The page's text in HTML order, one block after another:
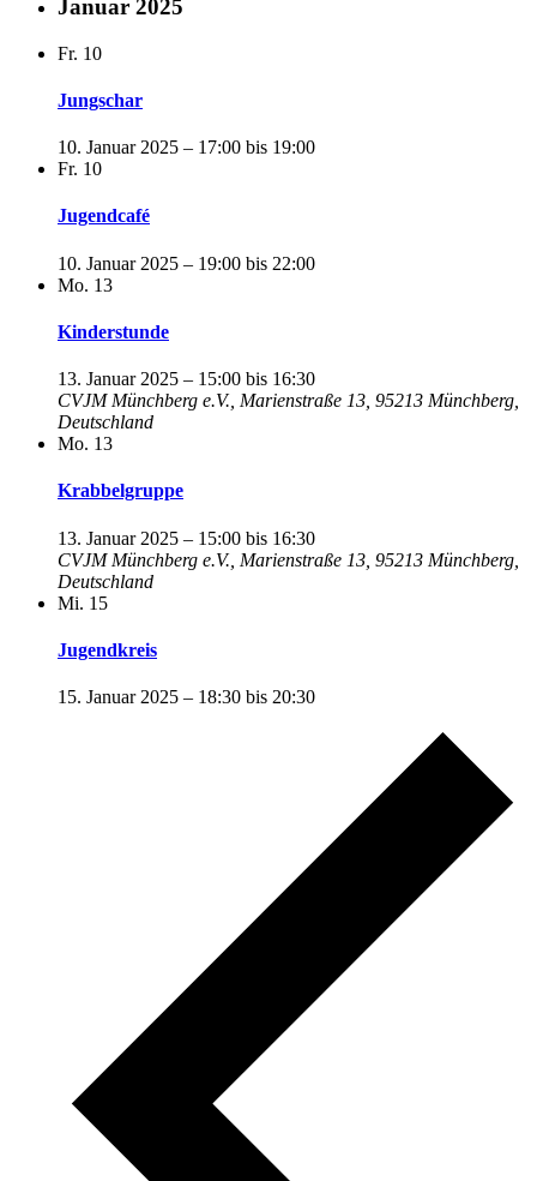
Januar 2025
Fr. 10
Jungschar
10. Januar 2025 – 17:00 bis 19:00
Fr. 10
Jugendcafé
10. Januar 2025 – 19:00 bis 22:00
Mo. 13
Kinderstunde
13. Januar 2025 – 15:00 bis 16:30
CVJM Münchberg e.V., Marienstraße 13, 95213 Münchberg,
Deutschland
Mo. 13
Krabbelgruppe
13. Januar 2025 – 15:00 bis 16:30
CVJM Münchberg e.V., Marienstraße 13, 95213 Münchberg,
Deutschland
Mi. 15
Jugendkreis
15. Januar 2025 – 18:30 bis 20:30